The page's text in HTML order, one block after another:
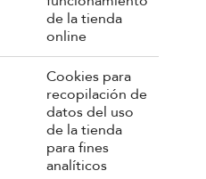
a domicilio
de la tienda
online
Cookies para
recopilación de
datos del uso
de la tienda
para fines
analíticos